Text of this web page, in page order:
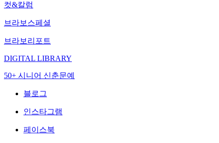
컷&칼럼
브라보스페셜
브라보리포트
DIGITAL LIBRARY
50+ 시니어 신춘문예
블로그
인스타그램
페이스북